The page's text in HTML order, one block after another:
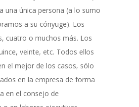
una única persona (a lo sumo
a su cónyuge). Los
cuatro o muchos más. Los
veinte, etc. Todos ellos
el mejor de los casos, sólo
en la empresa de forma
en el consejo de